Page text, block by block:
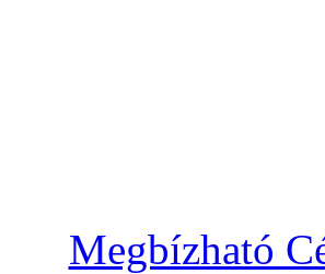
Megbízható